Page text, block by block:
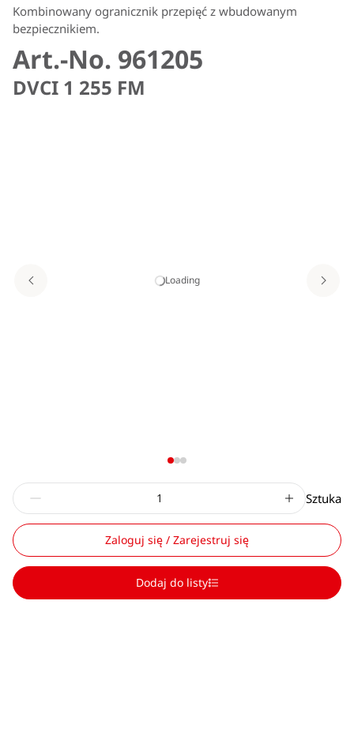
Kombinowany ogranicznik przepięć z wbudowanym
bezpiecznikiem.
Art.-No. 961205
DVCI 1 255 FM
Loading
Sztuka
Zaloguj się / Zarejestruj się
Dodaj do listy